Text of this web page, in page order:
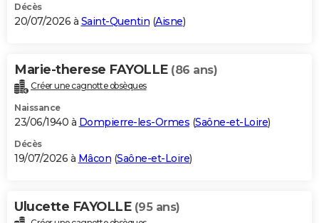
S'inscrire
Se connecter
Lycées
Collèges
Primaires
Universités
Entreprises
Service militaire
Avis de recherche
AVIS DE DÉCÈS
Bricolage
Lifestyle
Culture
Sport
Auto
Television
Voyage
Cinema
Décès
20/07/2026 à Saint-Quentin (Aisne)
Marie-therese FAYOLLE (86 ans)
Créer une cagnotte obsèques
Naissance
23/06/1940 à Dompierre-les-Ormes (Saône-et-Loire)
Décès
19/07/2026 à Mâcon (Saône-et-Loire)
Ulucette FAYOLLE (95 ans)